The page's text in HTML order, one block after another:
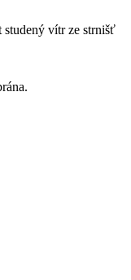
studený vítr ze strnišť